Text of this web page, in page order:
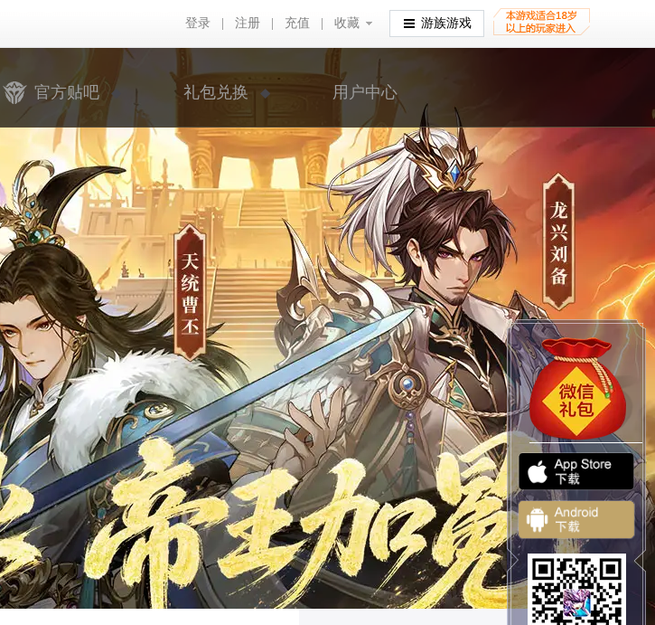
登录 注册 充值 收藏
收藏 游族游戏
官方贴吧 礼包兑换 用户中心